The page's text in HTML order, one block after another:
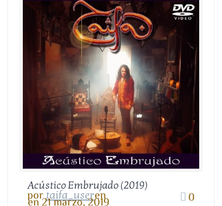
Acústico Embrujado (2019)
portaifa_useren 0